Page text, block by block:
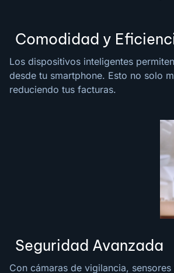
Comodidad y
Los dispositivos inteligentes
desde tu smartphone. Esto no solo
reduciendo tus facturas.
Seguridad Avanzada
Con cámaras de vigilancia,